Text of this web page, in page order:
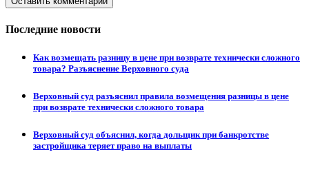
Последние новости
Как возмещать разницу в цене при возврате технически сложного
товара? Разъяснение Верховного суда
Верховный суд разъяснил правила возмещения разницы в цене
при возврате технически сложного товара
Верховный суд объяснил, когда дольщик при банкротстве
застройщика теряет право на выплаты